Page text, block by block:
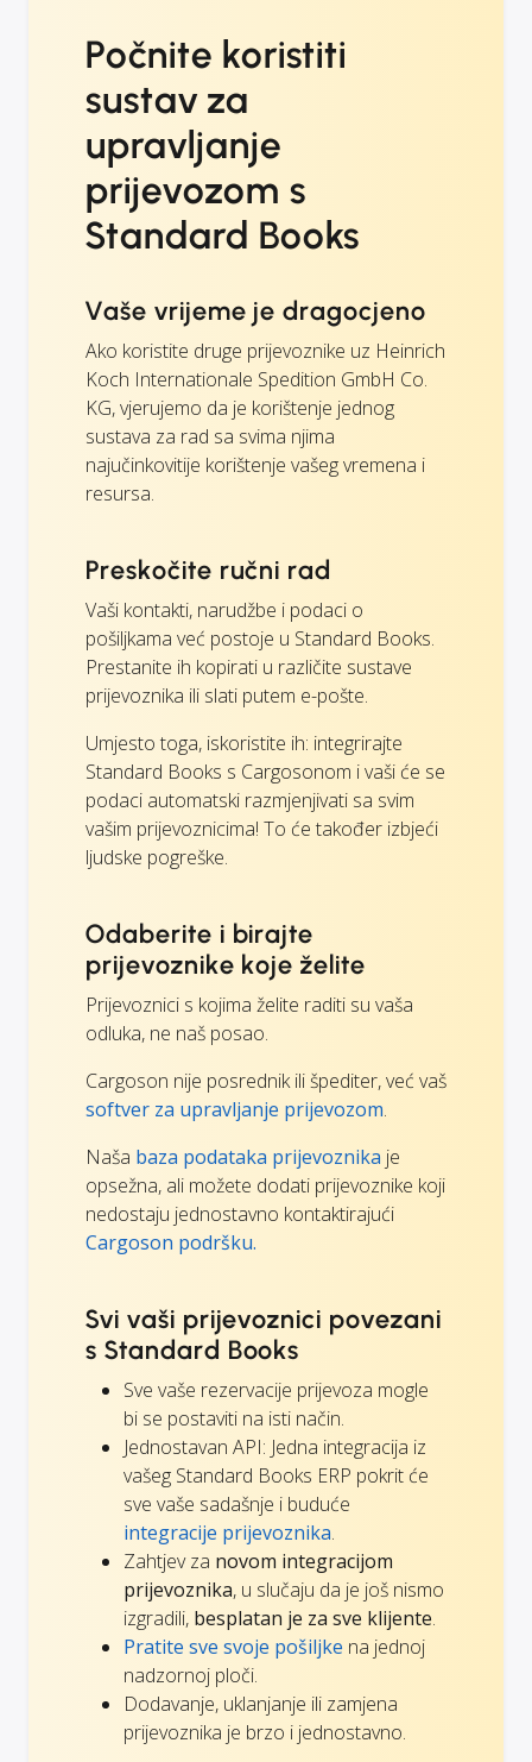
Počnite koristiti
sustav za
upravljanje
prijevozom s
Standard Books
Vaše vrijeme je dragocjeno
Ako koristite druge prijevoznike uz Heinrich
Koch Internationale Spedition GmbH Co.
KG, vjerujemo da je korištenje jednog
sustava za rad sa svima njima
najučinkovitije korištenje vašeg vremena i
resursa.
Preskočite ručni rad
Vaši kontakti, narudžbe i podaci o
pošiljkama već postoje u Standard Books.
Prestanite ih kopirati u različite sustave
prijevoznika ili slati putem e-pošte.
Umjesto toga, iskoristite ih: integrirajte
Standard Books s Cargosonom i vaši će se
podaci automatski razmjenjivati sa svim
vašim prijevoznicima! To će također izbjeći
ljudske pogreške.
Odaberite i birajte
prijevoznike koje želite
Prijevoznici s kojima želite raditi su vaša
odluka, ne naš posao.
Cargoson nije posrednik ili špediter, već vaš
softver za upravljanje prijevozom.
Naša baza podataka prijevoznika je
opsežna, ali možete dodati prijevoznike koji
nedostaju jednostavno kontaktirajući
Cargoson podršku.
Svi vaši prijevoznici povezani
s Standard Books
Sve vaše rezervacije prijevoza mogle
bi se postaviti na isti način.
Jednostavan API: Jedna integracija iz
vašeg Standard Books ERP pokrit će
sve vaše sadašnje i buduće
integracije prijevoznika.
Zahtjev za novom integracijom
prijevoznika, u slučaju da je još nismo
izgradili, besplatan je za sve klijente.
Pratite sve svoje pošiljke na jednoj
nadzornoj ploči.
Dodavanje, uklanjanje ili zamjena
prijevoznika je brzo i jednostavno.